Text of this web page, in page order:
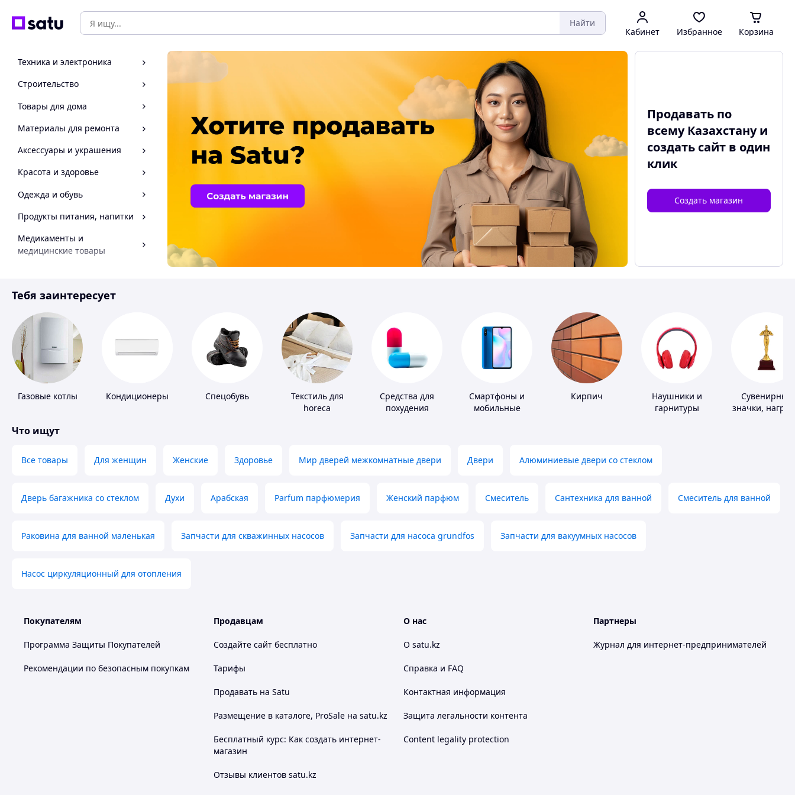
Найти
Кабинет Избранное Корзина
Техника и электроника
Строительство
Товары для дома
Материалы для ремонта
Аксессуары и украшения
Красота и здоровье
Одежда и обувь
Продукты питания, напитки
Медикаменты и
медицинские товары
Инструмент
Продавать по
всему Казахстану и
создать сайтв один
клик
Создать магазин
Тебя заинтересует
Газовые котлы Кондиционеры Спецобувь
Текстиль для
horeca
Средства для
похудения
Смартфоны и
мобильные
Кирпич
Наушники и
гарнитуры
Сувенирные
значки,
Что ищут
Все товары Для женщин Женские Здоровье Мир дверей межкомнатные двери Двери Алюминиевые двери со стеклом
Дверь багажника со стеклом Духи Арабская Parfum парфюмерия Женский парфюм Смеситель Сантехника для ванной Смеситель для ванной
Раковина для ванной маленькая Запчасти для скважинных насосов Запчасти для насоса grundfos Запчасти для вакуумных насосов
Насос циркуляционный для отопления
Покупателям
Программа Защиты Покупателей
Рекомендации по безопасным покупкам
Продавцам
Создайте сайт бесплатно
Тарифы
Продавать на Satu
Размещение в каталоге, ProSale на satu.kz
Бесплатный курс: Как создать интернет-
магазин
Отзывы клиентов satu.kz
О нас
О satu.kz
Справка и FAQ
Контактная информация
Защита легальности контента
Content legality protection
Партнеры
Журнал для интернет-предпринимателей